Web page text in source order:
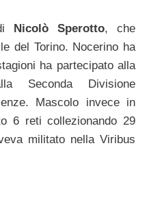
Nicolò Sperotto, che
del Torino. Nocerino ha
ha partecipato alla
Seconda Divisione
Mascolo invece in
6 reti collezionando 29
militato nella Viribus